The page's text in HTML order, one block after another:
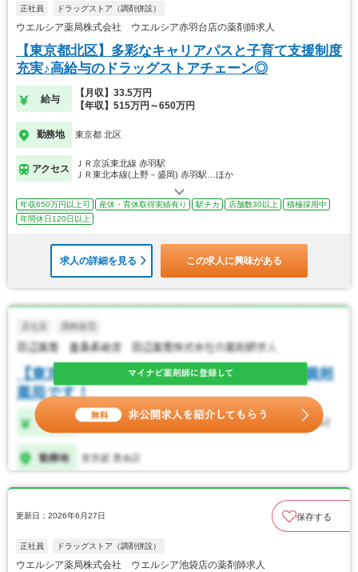
正社員 ドラッグストア（調剤併設）
ウエルシア薬局株式会社 ウエルシア赤羽台店の薬剤師求人
【東京都北区】多彩なキャリアパスと子育て支援制度
充実♪高給与のドラッグストアチェーン◎
給与
【月収】33.5万円
【年収】515万円～650万円
勤務地 東京都 北区
アクセス
ＪＲ京浜東北線 赤羽駅
ＪＲ東北本線(上野－盛岡) 赤羽駅…ほか
年収650万円以上可 産休・育休取得実績有り 駅チカ 店舗数30以上
積極採用中
年間休日120日以上
求人の詳細を見る この求人に興味がある
更新日：2026年6月27日 保存する
正社員 ドラッグストア（調剤併設）
ウエルシア薬局株式会社 ウエルシア池袋店の薬剤師求人